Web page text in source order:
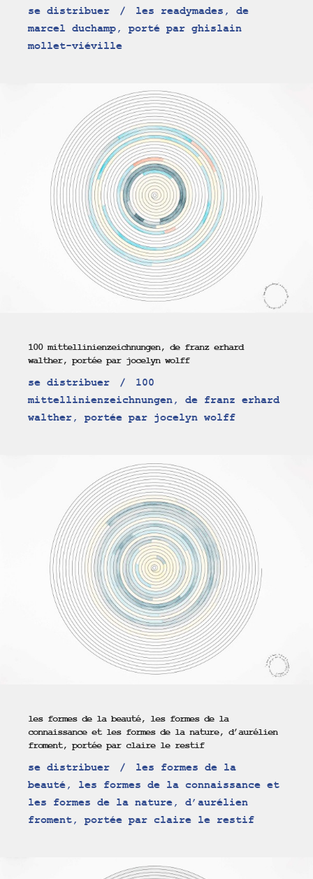
se distribuer
les readymades, de
marcel duchamp, porté par ghislain
mollet-viéville
100 mittellinienzeichnungen, de franz erhard
walther, portée par jocelyn wolff
se distribuer
100
mittellinienzeichnungen, de franz erhard
walther, portée par jocelyn wolff
les formes de la beauté, les formes de la
connaissance et les formes de la nature, d’aurélien
froment, portée par claire le restif
se distribuer
les formes de la
beauté, les formes de la connaissance et
les formes de la nature, d’aurélien
froment, portée par claire le restif